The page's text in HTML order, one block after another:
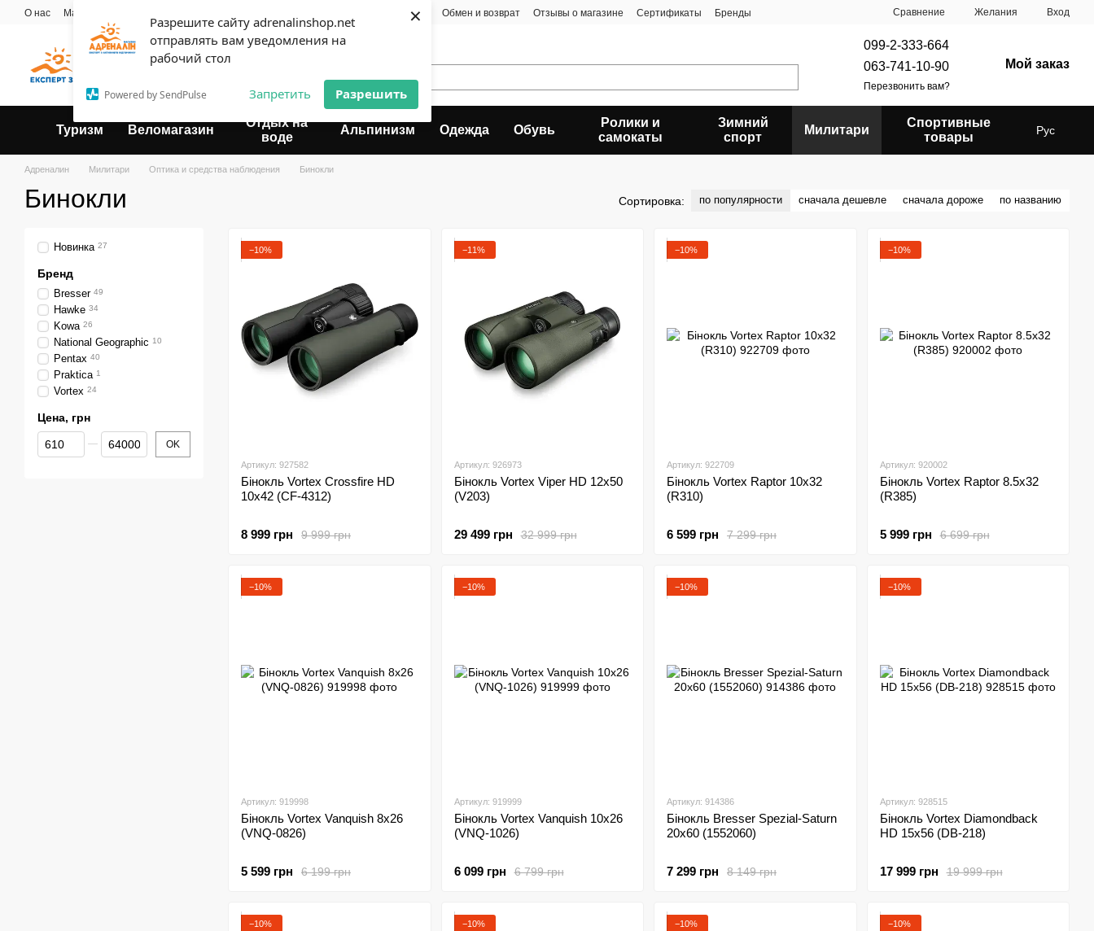
Разрешите сайту adrenalinshop.net
отправлять вам уведомления на
рабочий стол
Powered by SendPulse Запретить Разрешить
×
Перейти к основному контенту
О нас Мастерская Оплата и доставка Обмен и возврат Отзывы о магазине Сертификаты
Бренды
Пользовательское соглашение
Сравнение Желания Вход
Эксперт твоего отдыха
099-2-333-664
063-741-10-90
Перезвонить вам?
Мой заказ
Туризм Веломагазин
Отдых на
воде
Альпинизм Одежда Обувь
Ролики и
самокаты
Зимний
спорт
Милитари
Спортивные
товары
Рус
Адреналин Милитари Оптика и средства наблюдения Бинокли
Бинокли Сортировка: по популярности сначала дешевле сначала дороже по названию
−10%
Артикул: 927582
Бінокль Vortex Crossfire HD
10x42 (CF-4312)
9 999 грн
8 999 грн
−11%
Артикул: 926973
Бінокль Vortex Viper HD 12x50
(V203)
32 999 грн
29 499 грн
−10%
Артикул: 922709
Бінокль Vortex Raptor 10x32
(R310)
7 299 грн
6 599 грн
−10%
Артикул: 920002
Бінокль Vortex Raptor 8.5x32
(R385)
6 699 грн
5 999 грн
−10%
Артикул: 919998
Бінокль Vortex Vanquish 8x26
(VNQ-0826)
6 199 грн
5 599 грн
−10%
Артикул: 919999
Бінокль Vortex Vanquish 10x26
(VNQ-1026)
6 799 грн
6 099 грн
−10%
Артикул: 914386
Бінокль Bresser Spezial-Saturn
20x60 (1552060)
8 149 грн
7 299 грн
−10%
Артикул: 928515
Бінокль Vortex Diamondback
HD 15x56 (DB-218)
19 999 грн
17 999 грн
−10% −10% −10% −10%
Новинка 27
Бренд
Bresser 49
Hawke 34
Kowa 26
National Geographic 10
Pentax 40
Praktica 1
Vortex 24
Цена, грн
От Цена, грн
До Цена, грн OK